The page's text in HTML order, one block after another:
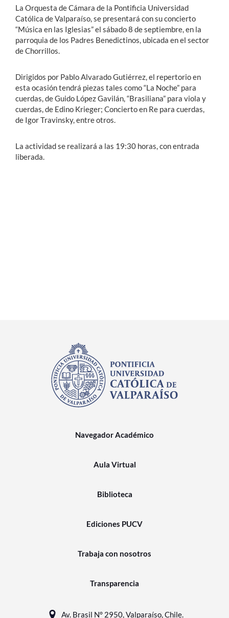
Alumni
La Orquesta de Cámara de la Pontificia Universidad
Católica de Valparaíso, se presentará con su concierto
“Música en las Iglesias” el sábado 8 de septiembre, en la
parroquia de los Padres Benedictinos, ubicada en el sector
de Chorrillos.
Dirigidos por Pablo Alvarado Gutiérrez, el repertorio en
esta ocasión tendrá piezas tales como “La Noche” para
cuerdas, de Guido López Gavilán, “Brasiliana” para viola y
cuerdas, de Edino Krieger; Concierto en Re para cuerdas,
de Igor Travinsky, entre otros.
La actividad se realizará a las 19:30 horas, con entrada
liberada.
Navegador Académico
Aula Virtual
Biblioteca
Ediciones PUCV
Trabaja con nosotros
Transparencia
Av. Brasil N° 2950, Valparaíso, Chile.